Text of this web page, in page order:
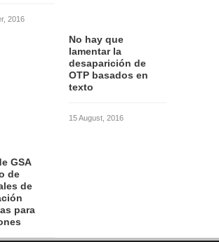
2016
No hay que
lamentar la
desaparición de
OTP basados en
texto
15 August, 2016
GSA
de
de
para